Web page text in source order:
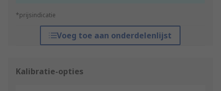
*prijsindicatie
Voeg toe aan onderdelenlijst
Kalibratie-opties